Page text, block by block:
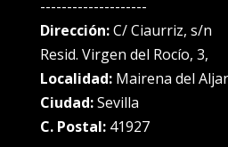
--------------------
Dirección:C/ Ciaurriz, s/n
Resid. Virgen del Rocío, 3,
Localidad:Mairena del
Ciudad:Sevilla
C. Postal:41927